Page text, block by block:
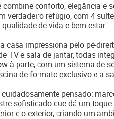
conforto, elegância e
verdadeiro refúgio, com 4
de vida e bem-estar.
casa impressiona pelo pé-
TV e sala de jantar, todas
à parte, com um sistema de
de formato exclusivo e a
pensado:
sofisticado que dá um
e o exterior, criando um